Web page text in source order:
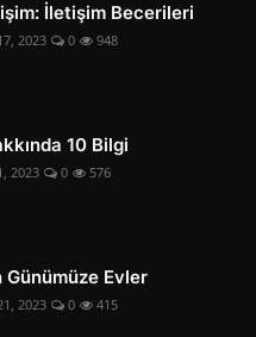
İletişim Becerileri
2023 0 948
10 Bilgi
2023 0 576
Günümüze Evler
2023 0 415